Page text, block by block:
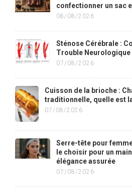
confectionner un sac
08/08/2026
Sténose Cérébrale :
Trouble Neurologique
07/08/2026
Cuisson de la brioche :
traditionnelle, quelle est
07/08/2026
Serre-tête pour
le choisir pour un
élégance assurée
07/08/2026